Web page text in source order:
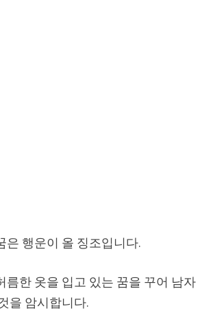
은 행운이 올 징조입니다.
름한 옷을 입고 있는 꿈을 꾸어 남자
을 암시합니다.